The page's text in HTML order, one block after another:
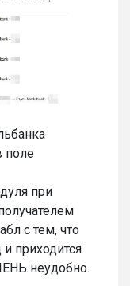
поле
при
с тем, что
и приходится
неудобно.